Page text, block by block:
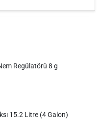
Regülatörü 8 g
15.2 Litre (4 Galon)